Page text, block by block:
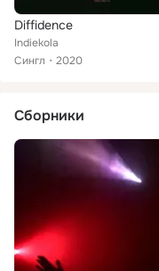
Diffidence
Indiekola
Сингл
2020
Сборники